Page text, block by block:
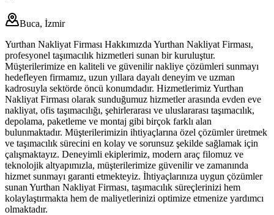
Buca, İzmir
Yurthan Nakliyat Firması Hakkımızda Yurthan Nakliyat Firması,
profesyonel taşımacılık hizmetleri sunan bir kuruluştur.
Müşterilerimize en kaliteli ve güvenilir nakliye çözümleri sunmayı
hedefleyen firmamız, uzun yıllara dayalı deneyim ve uzman
kadrosuyla sektörde öncü konumdadır. Hizmetlerimiz Yurthan
Nakliyat Firması olarak sunduğumuz hizmetler arasında evden eve
nakliyat, ofis taşımacılığı, şehirlerarası ve uluslararası taşımacılık,
depolama, paketleme ve montaj gibi birçok farklı alan
bulunmaktadır. Müşterilerimizin ihtiyaçlarına özel çözümler üretmek
ve taşımacılık sürecini en kolay ve sorunsuz şekilde sağlamak için
çalışmaktayız. Deneyimli ekiplerimiz, modern araç filomuz ve
teknolojik altyapımızla, müşterilerimize güvenilir ve zamanında
hizmet sunmayı garanti etmekteyiz. İhtiyaçlarınıza uygun çözümler
sunan Yurthan Nakliyat Firması, taşımacılık süreçlerinizi hem
kolaylaştırmakta hem de maliyetlerinizi optimize etmenize yardımcı
olmaktadır.